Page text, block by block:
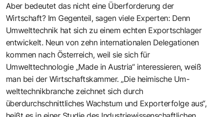
Aber bedeutet das nicht eine Überforderung der
Wirtschaft? Im Gegenteil, sagen viele Experten: Denn
Umwelttechnik hat sich zu einem echten Exportschlager
entwickelt. Neun von zehn internationalen Delegationen
kommen nach Österreich, weil sie sich für
Umwelttechnologie „Made in Austria“ interessieren, weiß
man bei der Wirtschaftskammer. „Die heimische Um­
welttechnikbranche zeichnet sich durch
überdurchschnittliches Wachstum und Export­erfolge aus“,